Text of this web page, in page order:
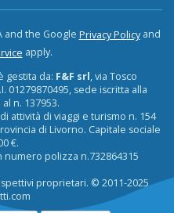
and the Google Privacy Policyand
apply.
gestita da: F&F srl, via Tosco
01279870495, sede iscritta alla
al n. 137953.
attività di viaggi e turismo n. 154
di Livorno. Capitale sociale
€.
numero polizza n.732864315
proprietari. © 2011-2025